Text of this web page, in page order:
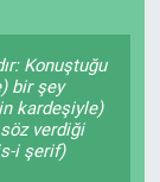
Konuştuğu
bir şey
kardeşiyle)
verdiği
i şerif)